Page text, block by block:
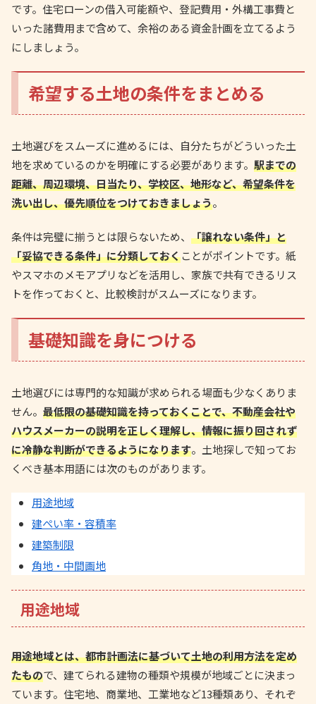
です。住宅ローンの借入可能額や、登記費用・外構工事費と
いった諸費用まで含めて、余裕のある資金計画を立てるよう
にしましょう。
希望する土地の条件をまとめる
土地選びをスムーズに進めるには、自分たちがどういった土
地を求めているのかを明確にする必要があります。 駅までの
距離、周辺環境、日当たり、学校区、地形など、希望条件を
洗い出し、優先順位をつけておきましょう。
条件は完璧に揃うとは限らないため、 「譲れない条件」と
「妥協できる条件」に分類しておくことがポイントです。紙
やスマホのメモアプリなどを活用し、家族で共有できるリス
トを作っておくと、比較検討がスムーズになります。
基礎知識を身につける
土地選びには専門的な知識が求められる場面も少なくありま
せん。 最低限の基礎知識を持っておくことで、不動産会社や
ハウスメーカーの説明を正しく理解し、情報に振り回されず
に冷静な判断ができるようになります。土地探しで知ってお
くべき基本用語には次のものがあります。
用途地域
建ぺい率・容積率
建築制限
角地・中間画地
用途地域
用途地域とは、都市計画法に基づいて土地の利用方法を定め
たもので、建てられる建物の種類や規模が地域ごとに決まっ
ています。住宅地、商業地、工業地など13種類あり、それぞ